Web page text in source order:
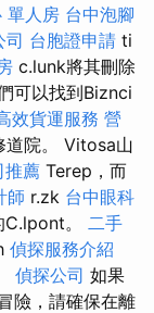
單人房 台中泡腳
司 台胞證申請 ti
c.lunk將其刪除
可以找到Biznci
效貨運服務 營
道院。 Vitosa山
推薦 Terep，而
師 r.zk 台中眼科
。 二手
偵探服務介紹
偵探公司 如果
險，請確保在離